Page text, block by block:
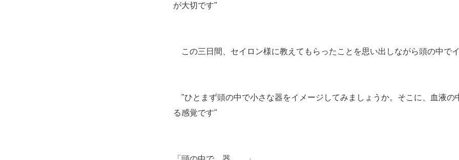
が大切です"
この三日間、セイロン様に教えてもらったことを思い出しながら頭の中でイ
"ひとまず頭の中で小さな器をイメージしてみましょうか。そこに、血液の
る感覚です"